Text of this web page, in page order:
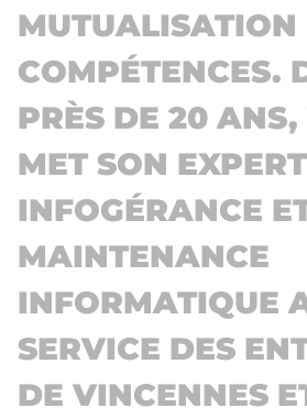
MUTUALISATION
COMPÉTENCES.
PRÈS DE 20
MET SON
INFOGÉRANCE
MAINTENANCE
INFORMATIQUE
SERVICE DES
DE VINCENNES